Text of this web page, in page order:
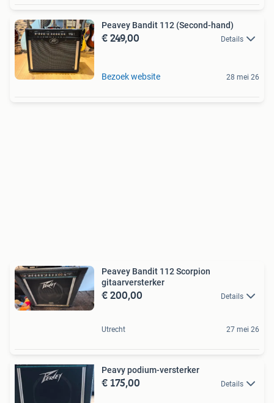
Peavey Bandit 112 (Second-hand)
€ 249,00 Details
Bezoek website 28 mei 26
Peavey Bandit 112 Scorpion
gitaarversterker
€ 200,00 Details
Utrecht 27 mei 26
Peavy podium-versterker
€ 175,00 Details